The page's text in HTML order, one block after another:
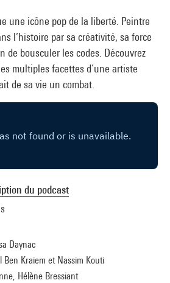
une icône pop de la liberté. Peintre
l’histoire par sa créativité, sa force
de bousculer les codes. Découvrez
multiples facettes d’une artiste
de sa vie un combat.
du podcast
Daynac
Kraiem et Nassim Kouti
Hélène Bressiant